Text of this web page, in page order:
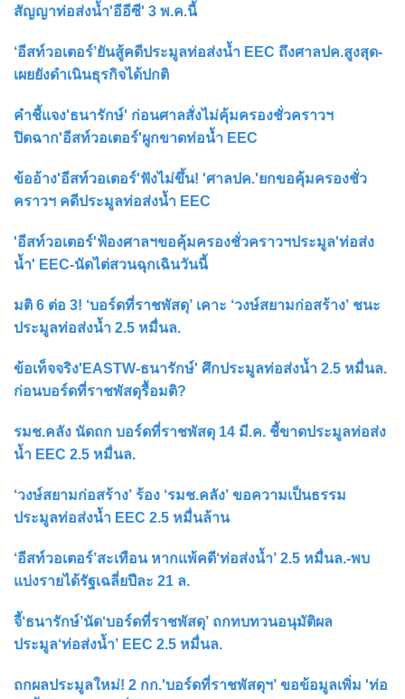
สัญญาท่อส่งน้ำ'อีอีซี' 3 พ.ค.นี้
‘อีสท์วอเตอร์’ยันสู้คดีประมูลท่อส่งน้ำ EEC ถึงศาลปค.สูงสุด-
เผยยังดำเนินธุรกิจได้ปกติ
คำชี้แจง'ธนารักษ์' ก่อนศาลสั่งไม่คุ้มครองชั่วคราวฯ
ปิดฉาก'อีสท์วอเตอร์'ผูกขาดท่อน้ำ EEC
ข้ออ้าง'อีสท์วอเตอร์'ฟังไม่ขึ้น! 'ศาลปค.'ยกขอคุ้มครองชั่ว
คราวฯ คดีประมูลท่อส่งน้ำ EEC
'อีสท์วอเตอร์'ฟ้องศาลฯขอคุ้มครองชั่วคราวฯประมูล'ท่อส่ง
น้ำ' EEC-นัดไต่สวนฉุกเฉินวันนี้
มติ 6 ต่อ 3! ‘บอร์ดที่ราชพัสดุ’ เคาะ ‘วงษ์สยามก่อสร้าง’ ชนะ
ประมูลท่อส่งน้ำ 2.5 หมื่นล.
ข้อเท็จจริง'EASTW-ธนารักษ์' ศึกประมูลท่อส่งน้ำ 2.5 หมื่นล.
ก่อนบอร์ดที่ราชพัสดุรื้อมติ?
รมช.คลัง นัดถก บอร์ดที่ราชพัสดุ 14 มี.ค. ชี้ขาดประมูลท่อส่ง
น้ำ EEC 2.5 หมื่นล.
‘วงษ์สยามก่อสร้าง’ ร้อง ‘รมช.คลัง’ ขอความเป็นธรรม
ประมูลท่อส่งน้ำ EEC 2.5 หมื่นล้าน
‘อีสท์วอเตอร์’สะเทือน หากแพ้คดี‘ท่อส่งน้ำ’ 2.5 หมื่นล.-พบ
แบ่งรายได้รัฐเฉลี่ยปีละ 21 ล.
จี้‘ธนารักษ์’นัด‘บอร์ดที่ราชพัสดุ’ ถกทบทวนอนุมัติผล
ประมูล‘ท่อส่งน้ำ’ EEC 2.5 หมื่นล.
ถกผลประมูลใหม่! 2 กก.'บอร์ดที่ราชพัสดุฯ’ ขอข้อมูลเพิ่ม 'ท่อ